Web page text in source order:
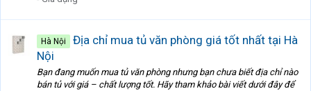
Hà Nội
Địa chỉ mua tủ văn phòng giá tốt nhất tại Hà
Nội
Bạn đang muốn mua tủ văn phòng nhưng bạn chưa biết địa chỉ nào
bán tủ với giá – chất lượng tốt. Hãy tham khảo bài viết dưới đây để